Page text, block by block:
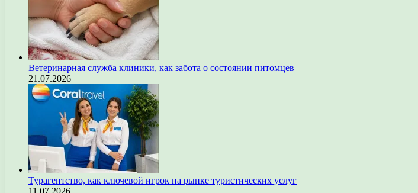
Ветеринарная служба клиники, как забота о состоянии питомцев
21.07.2026
Турагентство, как ключевой игрок на рынке туристических услуг
11.07.2026